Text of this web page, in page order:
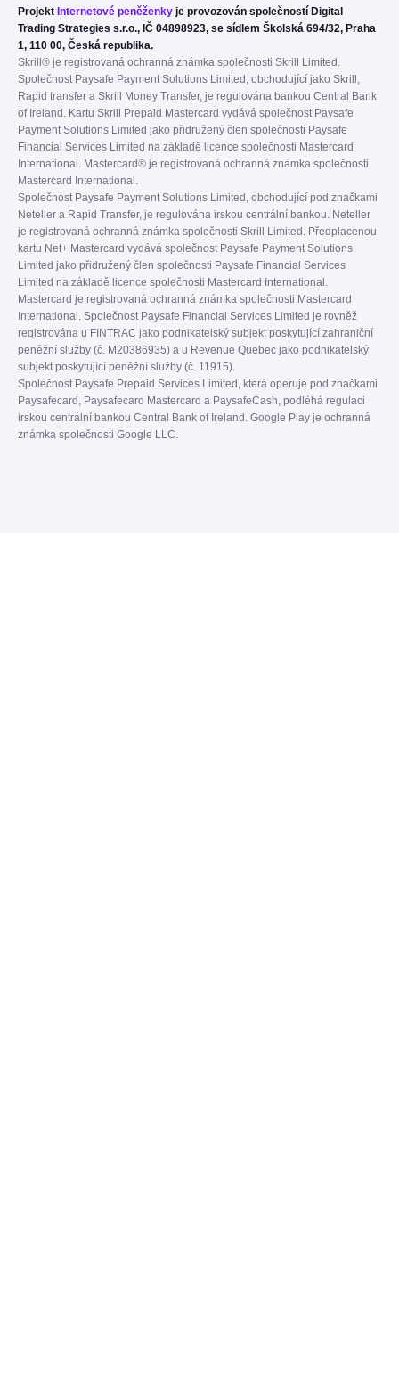
Projekt Internetové peněženky je provozován společností Digital
Trading Strategies s.r.o., IČ 04898923, se sídlem Školská 694/32, Praha
1, 110 00, Česká republika.
Skrill® je registrovaná ochranná známka společnosti Skrill Limited.
Společnost Paysafe Payment Solutions Limited, obchodující jako Skrill,
Rapid transfer a Skrill Money Transfer, je regulována bankou Central Bank
of Ireland. Kartu Skrill Prepaid Mastercard vydává společnost Paysafe
Payment Solutions Limited jako přidružený člen společnosti Paysafe
Financial Services Limited na základě licence společnosti Mastercard
International. Mastercard® je registrovaná ochranná známka společnosti
Mastercard International.
Společnost Paysafe Payment Solutions Limited, obchodující pod značkami
Neteller a Rapid Transfer, je regulována irskou centrální bankou. Neteller
je registrovaná ochranná známka společnosti Skrill Limited. Předplacenou
kartu Net+ Mastercard vydává společnost Paysafe Payment Solutions
Limited jako přidružený člen společnosti Paysafe Financial Services
Limited na základě licence společnosti Mastercard International.
Mastercard je registrovaná ochranná známka společnosti Mastercard
International. Společnost Paysafe Financial Services Limited je rovněž
registrována u FINTRAC jako podnikatelský subjekt poskytující zahraniční
peněžní služby (č. M20386935) a u Revenue Quebec jako podnikatelský
subjekt poskytující peněžní služby (č. 11915).
Společnost Paysafe Prepaid Services Limited, která operuje pod značkami
Paysafecard, Paysafecard Mastercard a PaysafeCash, podléhá regulaci
irskou centrální bankou Central Bank of Ireland. Google Play je ochranná
známka společnosti Google LLC.